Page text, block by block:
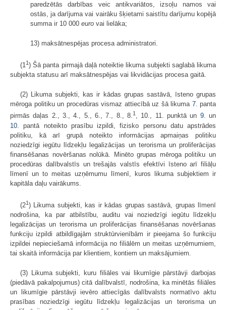
paredzētās darbības veic antikvariātos, izsoļu namos vai
ostās, ja darījuma vai vairāku šķietami saistītu darījumu kopējā
summa ir 10 000 euro vai lielāka;
13) maksātnespējas procesa administratori.
(11) Šā panta pirmajā daļā noteiktie likuma subjekti saglabā likuma
subjekta statusu arī maksātnespējas vai likvidācijas procesa gaitā.
(2) Likuma subjekti, kas ir kādas grupas sastāvā, īsteno grupas
mēroga politiku un procedūras vismaz attiecībā uz šā likuma 7. panta
pirmās daļas 2., 3., 4., 5., 6., 7., 8., 8.1 , 10., 11. punktā un 9.un
10.
pantā noteikto prasību izpildi, fizisko personu datu apstrādes
politiku, kā arī grupā noteikto informācijas apmaiņas politiku
noziedzīgi iegūtu līdzekļu legalizācijas un terorisma un proliferācijas
finansēšanas novēršanas nolūkā. Minēto grupas mēroga politiku un
procedūras dalībvalstīs un trešajās valstīs efektīvi īsteno arī filiāļu
līmenī un to meitas uzņēmumu līmenī, kuros likuma subjektiem ir
kapitāla daļu vairākums.
(21) Likuma subjekti, kas ir kādas grupas sastāvā, grupas līmenī
nodrošina, ka par atbilstību, auditu vai noziedzīgi iegūtu līdzekļu
legalizācijas un terorisma un proliferācijas finansēšanas novēršanas
funkciju izpildi atbildīgajām struktūrvienībām ir pieejama šo funkciju
izpildei nepieciešamā informācija no filiālēm un meitas uzņēmumiem,
tai skaitā informācija par klientiem, kontiem un maksājumiem.
(3) Likuma subjekti, kuru filiāles vai likumīgie pārstāvji darbojas
(piedāvā pakalpojumus) citā dalībvalstī, nodrošina, ka minētās filiāles
un likumīgie pārstāvji ievēro attiecīgās dalībvalsts normatīvo aktu
prasības noziedzīgi iegūtu līdzekļu legalizācijas un terorisma un